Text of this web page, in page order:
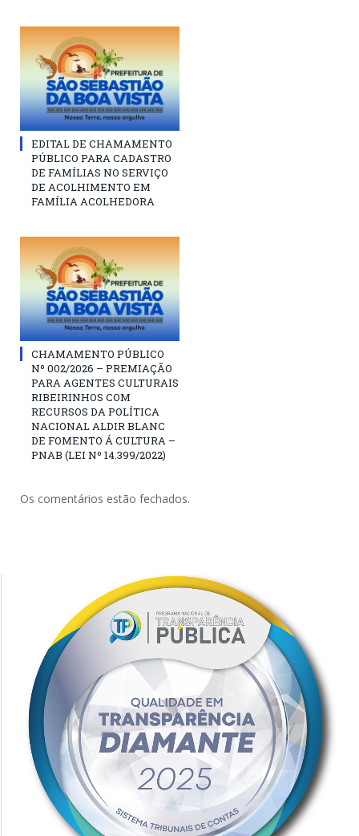
EDITAL DE CHAMAMENTO
PÚBLICO PARA CADASTRO
DE FAMÍLIAS NO SERVIÇO
DE ACOLHIMENTO EM
FAMÍLIA ACOLHEDORA
CHAMAMENTO PÚBLICO
Nº 002/2026 – PREMIAÇÃO
PARA AGENTES CULTURAIS
RIBEIRINHOS COM
RECURSOS DA POLÍTICA
NACIONAL ALDIR BLANC
DE FOMENTO Á CULTURA –
PNAB (LEI Nº 14.399/2022)
Os comentários estão fechados.